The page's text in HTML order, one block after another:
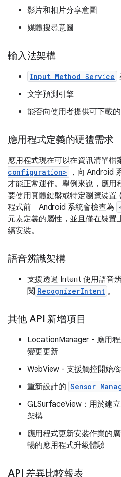
影片和相片分享意圖
媒體搜尋意圖
輸入法架構
Input Method Service
文字預測引擎
能否向使用者提供可下載
應用程式定義的硬體需求
應用程式現在可以在資訊清單檔
configuration>
，向 Android
才能正常運作。舉例來說，應用
要使用實體鍵盤或特定瀏覽裝置
程式前，Android 系統會檢查為
元素定義的屬性，並且僅在裝置
續安裝。
語音辨識架構
支援透過 Intent 使用語音
閱 RecognizerIntent 。
其他 API 新增項目
LocationManager - 應用
變更更新
WebView - 支援觸控開始/
重新設計的 Sensor
GLSurfaceView：用於建
架構
應用程式更新安裝作業的
暢的應用程式升級體驗
API 差異比較報表